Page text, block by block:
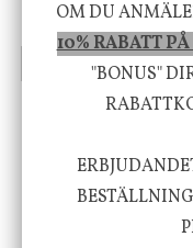
635 kr795 kr
KÖP
Vi vill
inspiration
OM DU
10% RABATT
"BONUS"